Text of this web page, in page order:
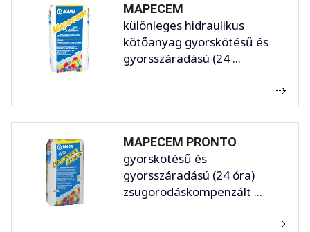
MAPECEM
különleges hidraulikus
kötőanyag gyorskötésű és
gyorsszáradású (24 ...
MAPECEM PRONTO
gyorskötésű és
gyorsszáradású (24 óra)
zsugorodáskompenzált ...